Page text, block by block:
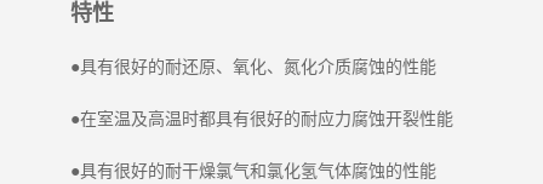
特性
●具有很好的耐还原、氧化、氮化介质腐蚀的性能
●在室温及高温时都具有很好的耐应力腐蚀开裂性能
●具有很好的耐干燥氯气和氯化氢气体腐蚀的性能